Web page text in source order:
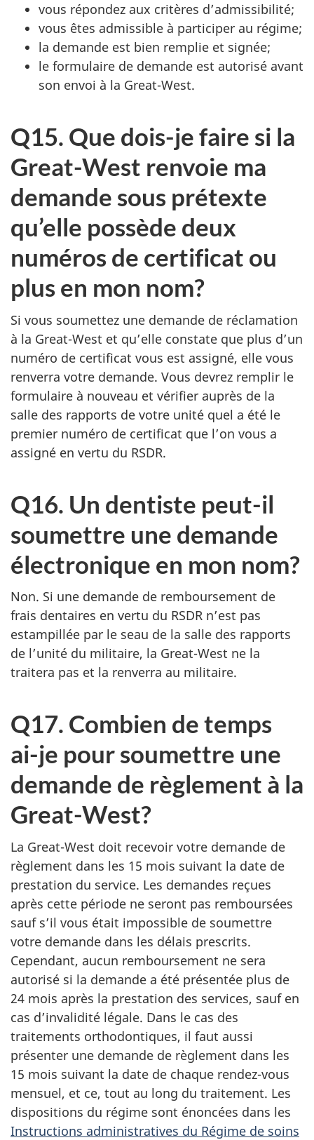
vous répondez aux critères d’admissibilité;
vous êtes admissible à participer au régime;
la demande est bien remplie et signée;
le formulaire de demande est autorisé avant
son envoi à la Great-West.
Q15. Que dois-je faire si la
Great-West renvoie ma
demande sous prétexte
qu’elle possède deux
numéros de certificat ou
plus en mon nom?
Si vous soumettez une demande de réclamation
à la Great-West et qu’elle constate que plus d’un
numéro de certificat vous est assigné, elle vous
renverra votre demande. Vous devrez remplir le
formulaire à nouveau et vérifier auprès de la
salle des rapports de votre unité quel a été le
premier numéro de certificat que l’on vous a
assigné en vertu du RSDR.
Q16. Un dentiste peut-il
soumettre une demande
électronique en mon nom?
Non. Si une demande de remboursement de
frais dentaires en vertu du RSDR n’est pas
estampillée par le seau de la salle des rapports
de l’unité du militaire, la Great-West ne la
traitera pas et la renverra au militaire.
Q17. Combien de temps
ai-je pour soumettre une
demande de règlement à la
Great-West?
La Great-West doit recevoir votre demande de
règlement dans les 15 mois suivant la date de
prestation du service. Les demandes reçues
après cette période ne seront pas remboursées
sauf s’il vous était impossible de soumettre
votre demande dans les délais prescrits.
Cependant, aucun remboursement ne sera
autorisé si la demande a été présentée plus de
24 mois après la prestation des services, sauf en
cas d’invalidité légale. Dans le cas des
traitements orthodontiques, il faut aussi
présenter une demande de règlement dans les
15 mois suivant la date de chaque rendez-vous
mensuel, et ce, tout au long du traitement. Les
dispositions du régime sont énoncées dans les
Instructions administratives du Régime de soins